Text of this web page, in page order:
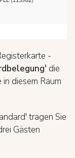
-
die
diesem Raum
tragen Sie
Gästen